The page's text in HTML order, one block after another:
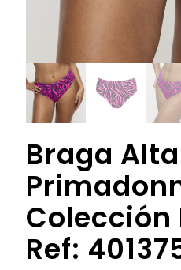
Braga Alta
Colección
Ref: